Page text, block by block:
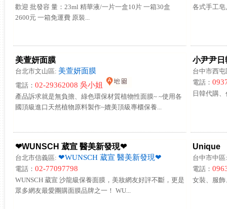
歡迎 批發容 量：23ml 精華液/一片一盒10片 一箱30盒
2600元 一箱免運費 原裝...
各式手工皂
美萱妍面膜
台北市文山區: 美萱妍面膜
電話： 02-29362008 吳小姐
產品訴求就是無負擔、綠色環保材質植物性面膜~ ~使用各
國頂級進口天然植物原料製作~媲美頂級專櫃保養...
小尹尹日
台中市西
電話：
日韓代購、
❤WUNSCH 葳宣 醫美新發現❤
台北市信義區: ❤WUNSCH 葳宣 醫美新發現❤
電話： 02-77097798
WUNSCH 葳宣 沙龍級保養面膜，美妝網友好評不斷，更是
眾多網友最愛團購面膜品牌之一！ WU...
Unique
台中市中
電話：
女裝、服飾